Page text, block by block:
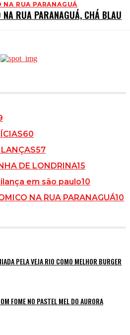
NA RUA PARANAGUÁ
NA RUA PARANAGUÁ, CHÁ BLAU
60
57
DE LONDRINA15
em são paulo10
NA RUA PARANAGUÁ10
PELA VEJA RIO COMO MELHOR BURGER
FOME NO PASTEL MEL DO AURORA